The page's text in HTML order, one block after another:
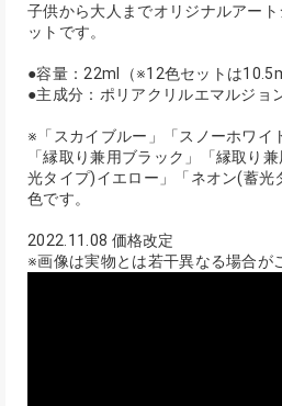
子供から大人までオリジナルアー
ットです。
●容量：22ml（※12色セットは
●主成分：ポリアクリルエマルジョ
※「スカイブルー」「スノーホワイ
「縁取り兼用ブラック」「縁取り
光タイプ)イエロー」「ネオン(蓄光
色です。
2022.11.08 価格改定
※画像は実物とは若干異なる場合が